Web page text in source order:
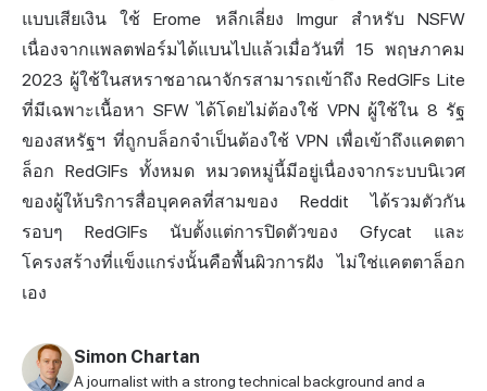
แบบเสียเงิน ใช้ Erome หลีกเลี่ยง Imgur สำหรับ NSFW
เนื่องจากแพลตฟอร์มได้แบนไปแล้วเมื่อวันที่ 15 พฤษภาคม
2023 ผู้ใช้ในสหราชอาณาจักรสามารถเข้าถึง RedGIFs Lite
ที่มีเฉพาะเนื้อหา SFW ได้โดยไม่ต้องใช้ VPN ผู้ใช้ใน 8 รัฐ
ของสหรัฐฯ ที่ถูกบล็อกจำเป็นต้องใช้ VPN เพื่อเข้าถึงแคตตา
ล็อก RedGIFs ทั้งหมด หมวดหมู่นี้มีอยู่เนื่องจากระบบนิเวศ
ของผู้ให้บริการสื่อบุคคลที่สามของ Reddit ได้รวมตัวกัน
รอบๆ RedGIFs นับตั้งแต่การปิดตัวของ Gfycat และ
โครงสร้างที่แข็งแกร่งนั้นคือพื้นผิวการฝัง ไม่ใช่แคตตาล็อก
เอง
Simon Chartan
A journalist with a strong technical background and a